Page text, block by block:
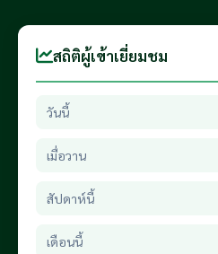
สถิติผู้เข้าเยี่ยมชม
วันนี้
เมื่อวาน
สัปดาห์นี้
เดือนนี้